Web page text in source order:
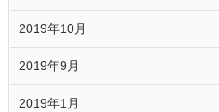
2019年10月
2019年9月
2019年1月